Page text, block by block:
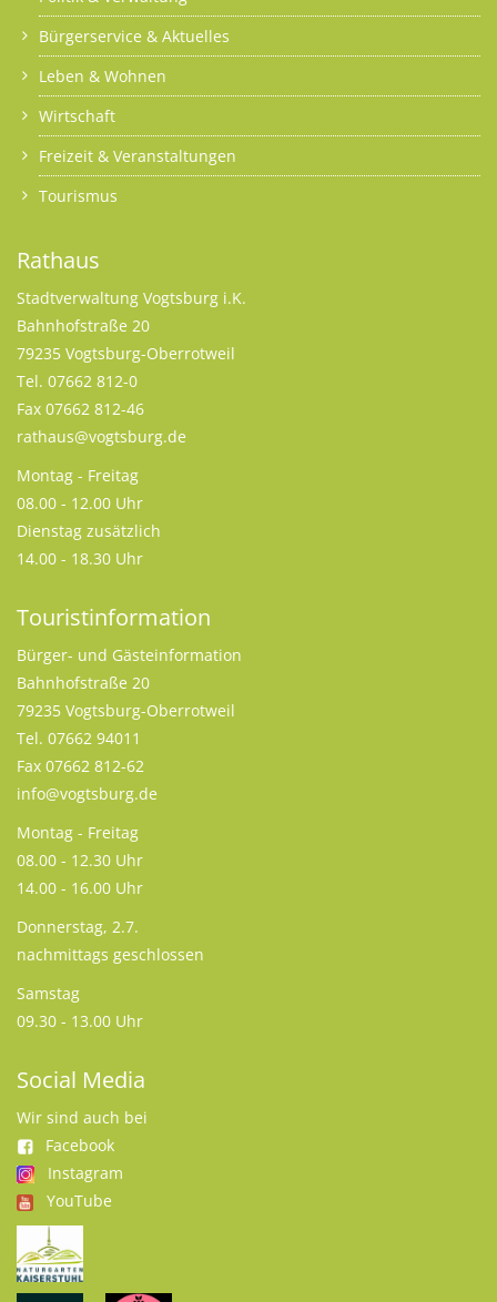
Bürgerservice & Aktuelles
Leben & Wohnen
Wirtschaft
Freizeit & Veranstaltungen
Tourismus
Rathaus
Stadtverwaltung Vogtsburg i.K.
Bahnhofstraße 20
79235 Vogtsburg-Oberrotweil
Tel. 07662 812-0
Fax 07662 812-46
rathaus@vogtsburg.de
Montag - Freitag
08.00 - 12.00 Uhr
Dienstag zusätzlich
14.00 - 18.30 Uhr
Touristinformation
Bürger- und Gästeinformation
Bahnhofstraße 20
79235 Vogtsburg-Oberrotweil
Tel. 07662 94011
Fax 07662 812-62
info@vogtsburg.de
Montag - Freitag
08.00 - 12.30 Uhr
14.00 - 16.00 Uhr
Donnerstag, 2.7.
nachmittags geschlossen
Samstag
09.30 - 13.00 Uhr
Social Media
Wir sind auch bei
Facebook
Instagram
YouTube